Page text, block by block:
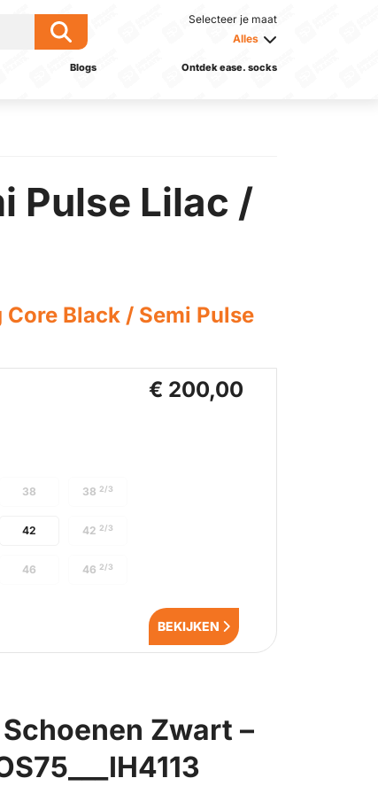
Selecteer je maat
Alles
Blogs Ontdek ease. socks
Pulse Lilac /
Black / Semi Pulse
42
38 38 2/3
42 2/3
46 46 2/3
€ 200,00
BEKIJKEN
Zwart –